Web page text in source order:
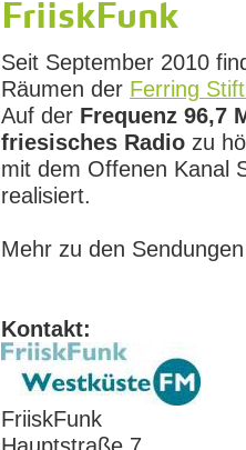
FriiskFunk
Seit September 2010
Räumen der Ferring
Auf der Frequenz 96,7
friesisches Radio zu
mit dem Offenen Kanal
realisiert.
Mehr zu den
Kontakt:
FriiskFunk